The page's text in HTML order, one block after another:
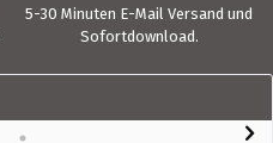
5-30 Minuten E-Mail Versand und
Sofortdownload.